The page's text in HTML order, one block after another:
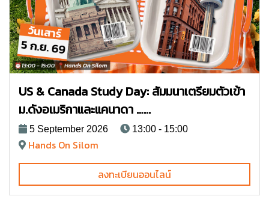
US & Canada Study Day: สัมมนาเตรียมตัวเข้า
ม.ดังอเมริกาและแคนาดา …...
5 September 2026 13:00 - 15:00
Hands On Silom
ลงทะเบียนออนไลน์